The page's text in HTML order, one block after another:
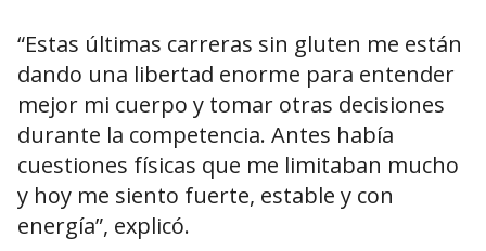
“Estas últimas carreras sin gluten me están
dando una libertad enorme para entender
mejor mi cuerpo y tomar otras decisiones
durante la competencia. Antes había
cuestiones físicas que me limitaban mucho
y hoy me siento fuerte, estable y con
energía”, explicó.